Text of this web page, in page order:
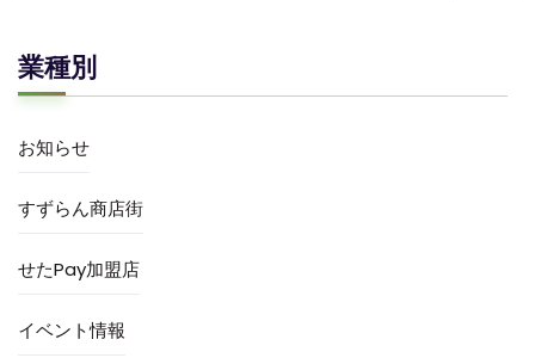
業種別
お知らせ
すずらん商店街
せたPay加盟店
イベント情報